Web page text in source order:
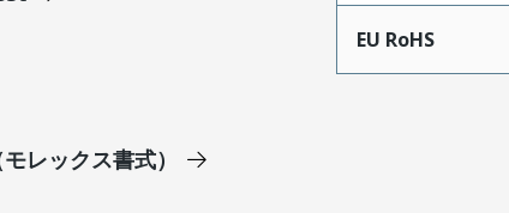
レックス書式）
EU RoHS